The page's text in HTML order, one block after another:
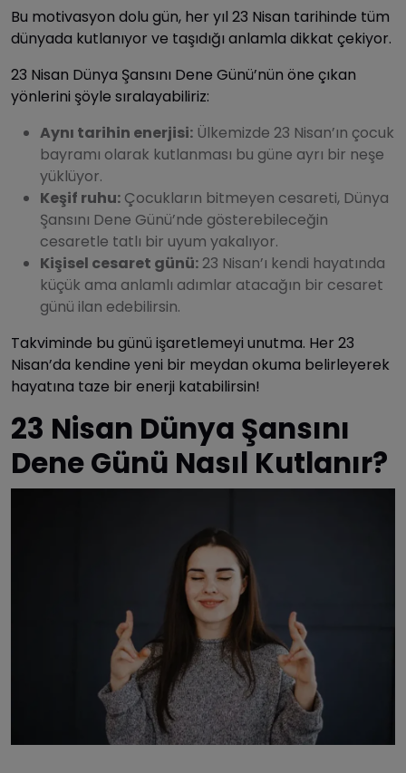
Bu motivasyon dolu gün, her yıl 23 Nisan tarihinde tüm
dünyada kutlanıyor ve taşıdığı anlamla dikkat çekiyor.
23 Nisan Dünya Şansını Dene Günü’nün öne çıkan
yönlerini şöyle sıralayabiliriz:
Aynı tarihin enerjisi: Ülkemizde 23 Nisan’ın çocuk
bayramı olarak kutlanması bu güne ayrı bir neşe
yüklüyor.
Keşif ruhu: Çocukların bitmeyen cesareti, Dünya
Şansını Dene Günü’nde gösterebileceğin
cesaretle tatlı bir uyum yakalıyor.
Kişisel cesaret günü: 23 Nisan’ı kendi hayatında
küçük ama anlamlı adımlar atacağın bir cesaret
günü ilan edebilirsin.
Takviminde bu günü işaretlemeyi unutma. Her 23
Nisan’da kendine yeni bir meydan okuma belirleyerek
hayatına taze bir enerji katabilirsin!
23 Nisan Dünya Şansını
Dene Günü Nasıl Kutlanır?